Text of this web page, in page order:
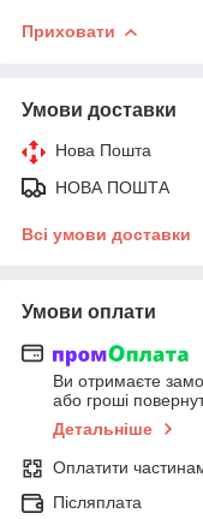
Приховати
Умови доставки
Нова Пошта
НОВА ПОШТА
Всі умови доставки
Умови оплати
Ви отримаєте
або гроші
Детальніше
Оплатити
Післяплата